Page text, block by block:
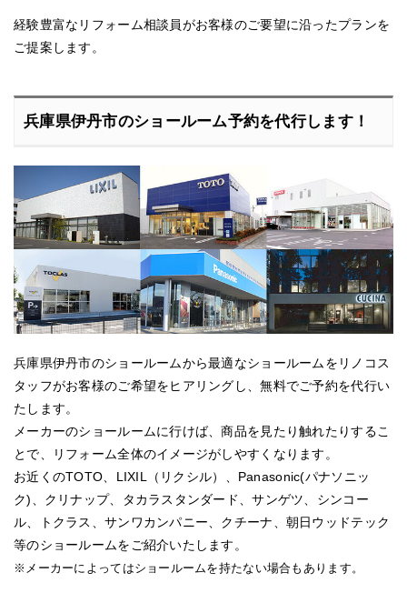
経験豊富なリフォーム相談員がお客様のご要望に沿ったプランを
ご提案します。
兵庫県伊丹市のショールーム予約を代行します！
兵庫県伊丹市のショールームから最適なショールームをリノコス
タッフがお客様のご希望をヒアリングし、無料でご予約を代行い
たします。
メーカーのショールームに行けば、商品を見たり触れたりするこ
とで、リフォーム全体のイメージがしやすくなります。
お近くのTOTO、LIXIL（リクシル）、Panasonic(パナソニッ
ク)、クリナップ、タカラスタンダード、サンゲツ、シンコー
ル、トクラス、サンワカンパニー、クチーナ、朝日ウッドテック
等のショールームをご紹介いたします。
※メーカーによってはショールームを持たない場合もあります。